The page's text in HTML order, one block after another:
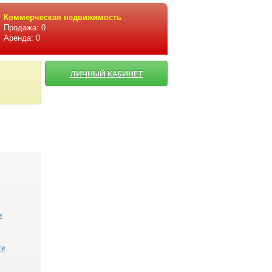
Коммерческая недвижимость
Продажа: 0
Аренда: 0
ЛИЧНЫЙ КАБИНЕТ